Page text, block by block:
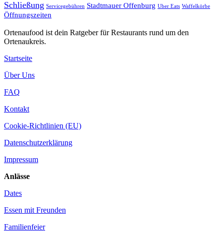
Schließung Servicegebühren Stadtmauer Offenburg Uber Eats Waffelkörbe
Öffnungszeiten
Ortenaufood ist dein Ratgeber für Restaurants rund um den
Ortenaukreis.
Startseite
Über Uns
FAQ
Kontakt
Cookie-Richtlinien (EU)
Datenschutzerklärung
Impressum
Anlässe
Dates
Essen mit Freunden
Familienfeier